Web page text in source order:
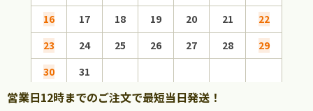
16
17 18 19 20 21
22
23
24 25 26 27 28
29
30
31
営業日12時までのご注文で最短当日発送！